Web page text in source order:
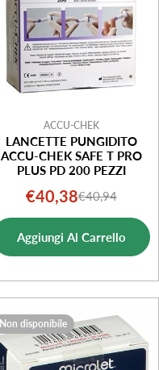
ACCU-CHEK
LANCETTE PUNGIDITO
ACCU-CHEK SAFE T PRO
PLUS PD 200 PEZZI
Prezzo
di
vendita
€40,38Prezzo
normale
€40,94
Aggiungi Al Carrello
Non disponibile